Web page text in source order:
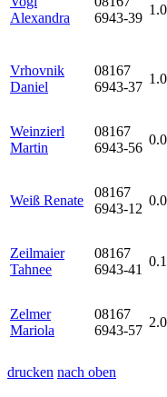
Alexandra
6943-39
Vrhovnik
Daniel
08167
6943-37
Weinzierl
Martin
08167
6943-56
Weiß Renate
08167
6943-12
Zeilmaier
Tahnee
08167
6943-41
Zelmer
Mariola
08167
6943-57
drucken nach oben